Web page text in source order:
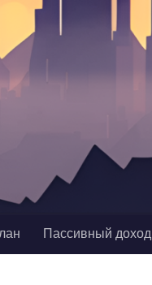
Пассивный доход